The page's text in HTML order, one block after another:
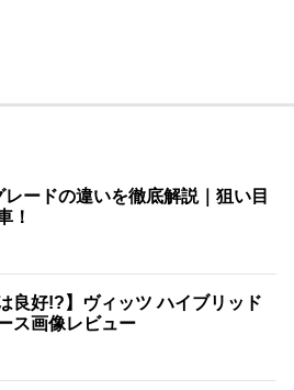
ードの違いを徹底解説｜狙い目
！
良好!?】ヴィッツ ハイブリッド
ス画像レビュー